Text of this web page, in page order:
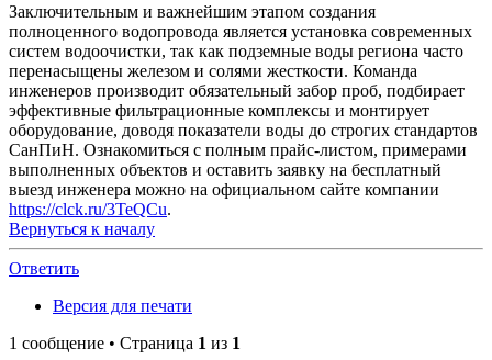
Заключительным и важнейшим этапом создания
полноценного водопровода является установка современных
систем водоочистки, так как подземные воды региона часто
перенасыщены железом и солями жесткости. Команда
инженеров производит обязательный забор проб, подбирает
эффективные фильтрационные комплексы и монтирует
оборудование, доводя показатели воды до строгих стандартов
СанПиН. Ознакомиться с полным прайс-листом, примерами
выполненных объектов и оставить заявку на бесплатный
выезд инженера можно на официальном сайте компании
https://clck.ru/3TeQCu.
Вернуться к началу
Ответить
Версия для печати
1 сообщение • Страница 1 из 1